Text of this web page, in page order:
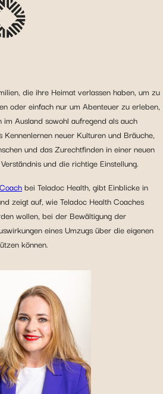
die ihre Heimat verlassen haben, um zu
oder einfach nur um Abenteuer zu erleben,
Ausland sowohl aufregend als auch
Kennenlernen neuer Kulturen und Bräuche,
und das Zurechtfinden in einer neuen
und die richtige Einstellung.
bei Teladoc Health, gibt Einblicke in
zeigt auf, wie Teladoc Health Coaches
wollen, bei der Bewältigung der
eines Umzugs über die eigenen
können.